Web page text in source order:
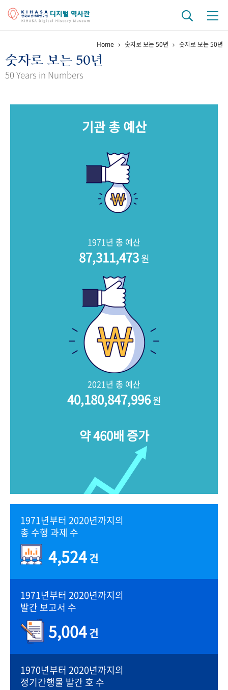
걸어온 길 기관 변천사 역대 기관장
키워드로 보는 연구 역사
문서 기록물 행정박물
Home 숫자로 보는 50년 숫자로 보는 50년
숫자로 보는 50년
50 Years in Numbers
기관 총 예산
1971년 총 예산
87,311,473원
2021년 총 예산
40,180,847,996원
약 460배 증가
1971년부터 2020년까지의
총 수행 과제 수
4,524건
1971년부터 2020년까지의
발간 보고서 수
5,004건
1970년부터 2020년까지의
정기간행물 발간 호 수